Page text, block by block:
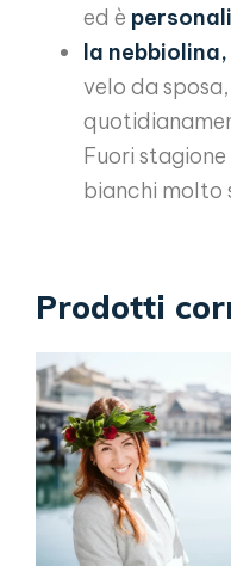
ed è
la nebbiolina,
velo da
Fuori
bianchi molto
Prodotti